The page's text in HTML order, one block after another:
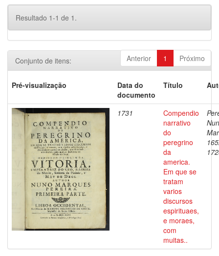
Resultado 1-1 de 1.
Anterior 1 Próximo
Conjunto de itens:
Pré-visualização
Data do
documento
Título
1731
Compendio
narrativo
do
peregrino
da
america.
Em que se
tratam
varios
discursos
espirituaes,
e moraes,
com
muitas..